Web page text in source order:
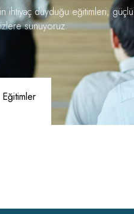
ihtiyaç duyduğu eğitimleri, güçlü
sunuyoruz.
Eğitimler